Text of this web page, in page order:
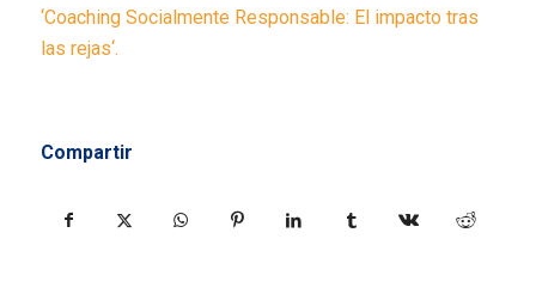
‘Coaching Socialmente Responsable: El impacto tras
las rejas‘.
Compartir